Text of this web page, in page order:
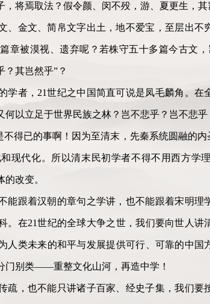
将焉取法？假令颜、闵不殁，游、夏更生，
、金文、简帛文字出土，地不爱宝，至层出不
章被漠视、遗弃呢？若株守五十多篇今古文
？其岂然乎”？
学者，21世纪之中国简直可说是凤毛麟角。在
以立足于世界民族之林？岂不悲乎？岂不悲乎
不得已的事啊！因为至清末，先秦系统圆融的
现代化。所以清末民初学者不得不用西方学
改变。
能跟着汉朝的章句之学讲，也不能跟着宋明理
在21世纪的全球大争之世，我们要向世人讲
人类未来的和平与发展提供可行、可靠的中
门别类——重整文化山河，再造中学！
疏，也不能只讲诸子百家、经史子集，我们要